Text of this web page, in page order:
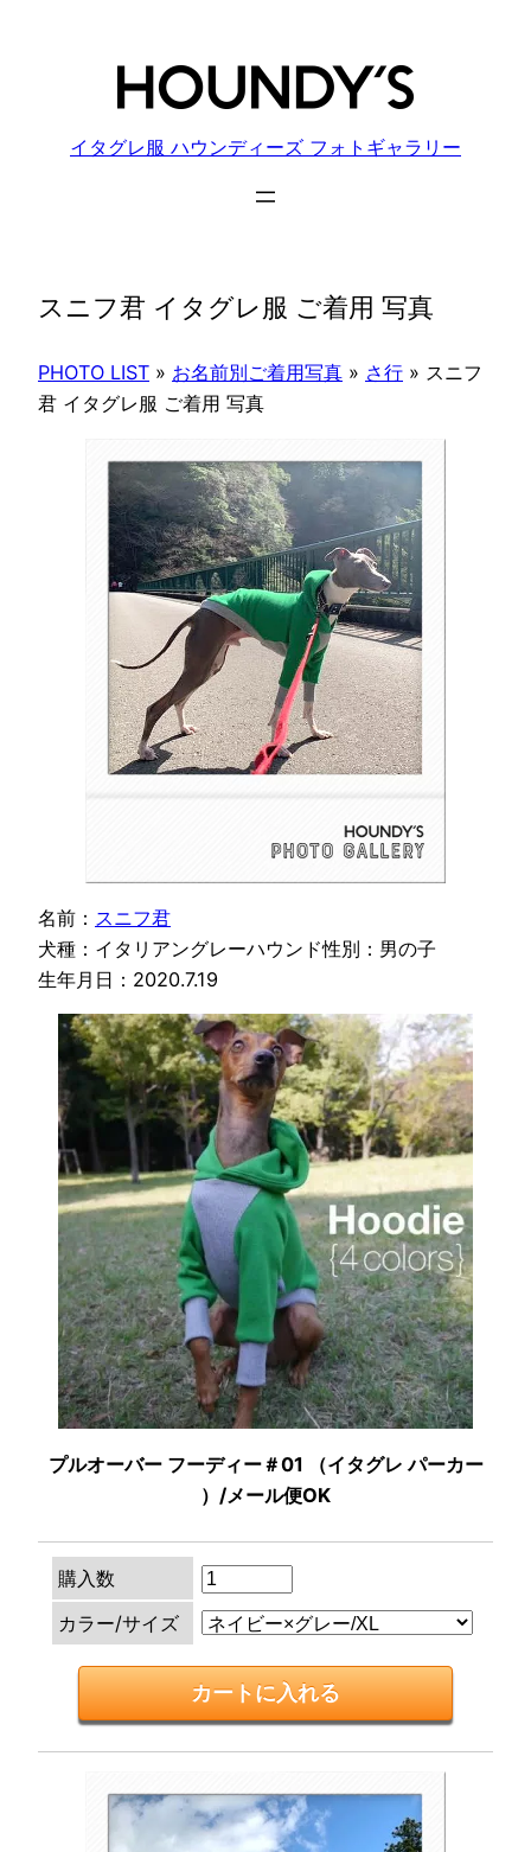
イタグレ服 ハウンディーズ フォトギャラリー
スニフ君 イタグレ服 ご着用 写真
PHOTO LIST » お名前別ご着用写真 » さ行 » スニフ
君 イタグレ服 ご着用 写真
名前： スニフ君
犬種：イタリアングレーハウンド性別：男の子
生年月日：2020.7.19
プルオーバー フーディー＃01 （イタグレ パーカー
）/メール便OK
購入数
カラー/サイズ